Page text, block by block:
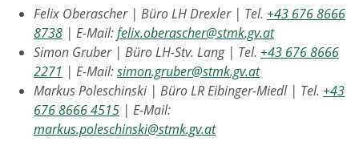
Felix Oberascher | Büro LH Drexler | Tel. +43 676 8666
8738 | E-Mail:felix.oberascher@stmk.gv.at
Simon Gruber | Büro LH-Stv. Lang | Tel. +43 676 8666
2271 | E-Mail:simon.gruber@stmk.gv.at
Markus Poleschinski | Büro LR Eibinger-Miedl | Tel. +43
676 8666 4515 | E-Mail:
markus.poleschinski@stmk.gv.at